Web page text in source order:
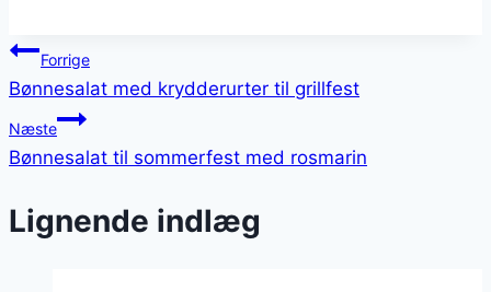
Indlægsnavigation
Forrige
Bønnesalat med krydderurter til grillfest
Næste
Bønnesalat til sommerfest med rosmarin
Lignende indlæg